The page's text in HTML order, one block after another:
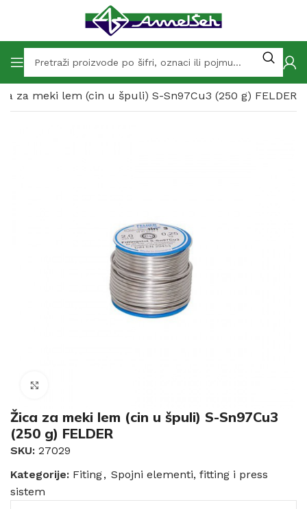
za meki lem (cin u špuli) S-Sn97Cu3 (250 g) FELDER
Žica za meki lem (cin u špuli) S-Sn97Cu3
(250 g) FELDER
SKU: 27029
Kategorije: Fiting, Spojni elementi, fitting i press
sistem